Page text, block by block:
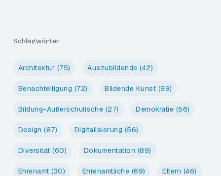
Schlagwörter
Architektur (75) Auszubildende (42)
Benachteiligung (72) Bildende Kunst (99)
Bildung-Außerschulische (27) Demokratie (56)
Design (87) Digitalisierung (56)
Diversität (60) Dokumentation (89)
Ehrenamt (30) Ehrenamtliche (69) Eltern (46)